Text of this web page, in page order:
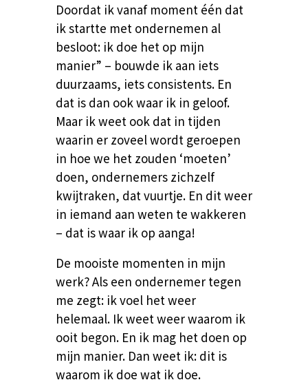
Doordat ik vanaf moment één dat
ik startte met ondernemen al
besloot: ik doe het op mijn
manier” – bouwde ik aan iets
duurzaams, iets consistents. En
dat is dan ook waar ik in geloof.
Maar ik weet ook dat in tijden
waarin er zoveel wordt geroepen
in hoe we het zouden ‘moeten’
doen, ondernemers zichzelf
kwijtraken, dat vuurtje. En dit weer
in iemand aan weten te wakkeren
– dat is waar ik op aanga!
De mooiste momenten in mijn
werk?Als een ondernemer tegen
me zegt: ik voel het weer
helemaal. Ik weet weer waarom ik
ooit begon. En ik mag het doen op
mijn manier. Dan weet ik: dit is
waarom ik doe wat ik doe.